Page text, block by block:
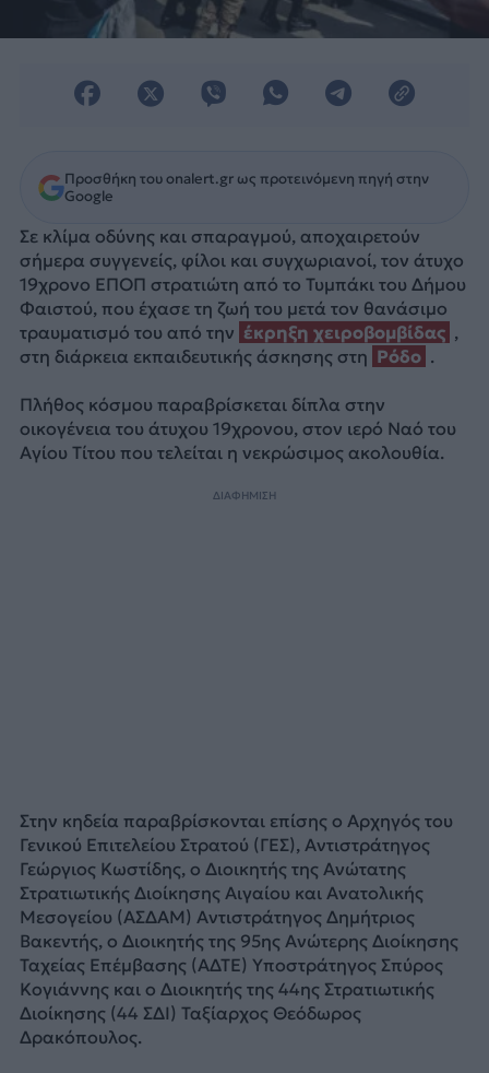
Προσθήκη του onalert.gr ως προτεινόμενη πηγή στην
Google
Σε κλίμα οδύνης και σπαραγμού, αποχαιρετούν
σήμερα συγγενείς, φίλοι και συγχωριανοί, τον άτυχο
19χρονο ΕΠΟΠ στρατιώτη από το Τυμπάκι του Δήμου
Φαιστού, που έχασε τη ζωή του μετά τον θανάσιμο
τραυματισμό του από την έκρηξη χειροβομβίδας ,
στη διάρκεια εκπαιδευτικής άσκησης στη Ρόδο .
Πλήθος κόσμου παραβρίσκεται δίπλα στην
οικογένεια του άτυχου 19χρονου, στον ιερό Ναό του
Αγίου Τίτου που τελείται η νεκρώσιμος ακολουθία.
ΔΙΑΦΗΜΙΣΗ
Στην κηδεία παραβρίσκονται επίσης ο Αρχηγός του
Γενικού Επιτελείου Στρατού (ΓΕΣ), Αντιστράτηγος
Γεώργιος Κωστίδης, ο Διοικητής της Ανώτατης
Στρατιωτικής Διοίκησης Αιγαίου και Ανατολικής
Μεσογείου (ΑΣΔΑΜ) Αντιστράτηγος Δημήτριος
Βακεντής, ο Διοικητής της 95ης Ανώτερης Διοίκησης
Ταχείας Επέμβασης (ΑΔΤΕ) Υποστράτηγος Σπύρος
Κογιάννης και ο Διοικητής της 44ης Στρατιωτικής
Διοίκησης (44 ΣΔΙ) Ταξίαρχος Θεόδωρος
Δρακόπουλος.